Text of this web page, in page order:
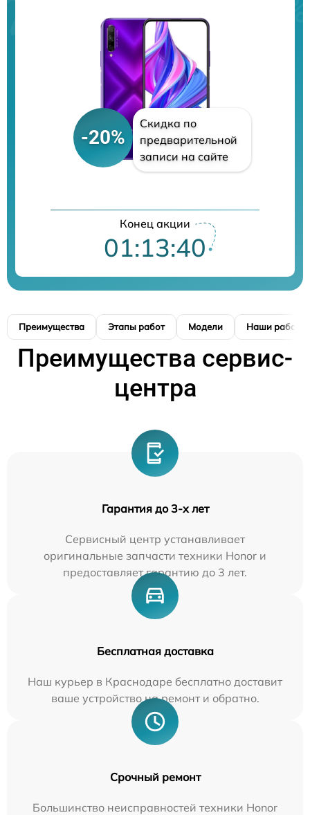
-20%
Скидка по
предварительной
записи на сайте
Конец акции
01:13:39
Преимущества Этапы работ Модели Наши работы
Преимущества сервис-
центра
Гарантия до 3-х лет
Сервисный центр устанавливает
оригинальные запчасти техники Honor и
предоставляет гарантию до 3 лет.
Бесплатная доставка
Наш курьер в Краснодаре бесплатно доставит
ваше устройство на ремонт и обратно.
Срочный ремонт
Большинство неисправностей техники Honor